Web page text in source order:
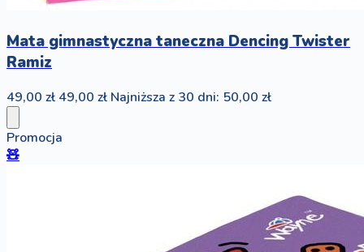
Mata gimnastyczna taneczna Dencing Twister
Ramiz
49,00 zł 49,00 zł Najniższa z 30 dni: 50,00 zł
Promocja
🧸